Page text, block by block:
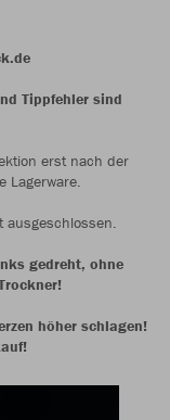
Tippfehler sind
erst nach der
Lagerware.
ausgeschlossen.
gedreht, ohne
höher schlagen!